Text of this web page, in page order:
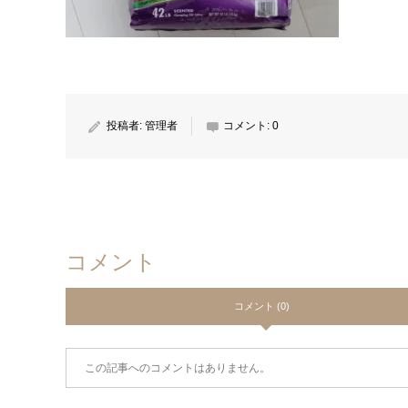
投稿者: 管理者 コメント: 0
コメント
コメント (0)
この記事へのコメントはありません。